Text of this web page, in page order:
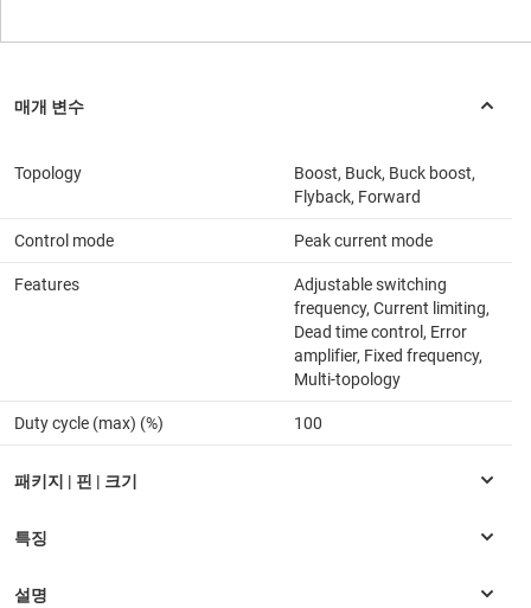
Topology
Boost, Buck, Buck boost,
Flyback, Forward
Control mode Peak current mode
Features
Adjustable switching
frequency, Current limiting,
Dead time control, Error
amplifier, Fixed frequency,
Multi-topology
Duty cycle (max) (%) 100